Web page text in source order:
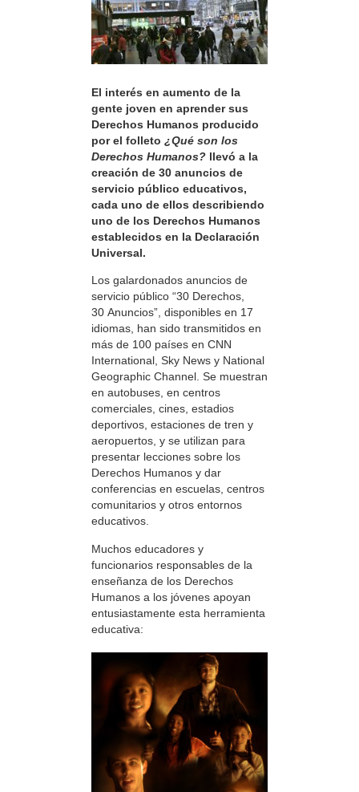
El interés en aumento de la
gente joven en aprender sus
Derechos Humanos producido
por el folleto ¿Qué son los
Derechos Humanos? llevó a la
creación de 30 anuncios de
servicio público educativos,
cada uno de ellos describiendo
uno de los Derechos Humanos
establecidos en la Declaración
Universal.
Los galardonados anuncios de
servicio público “30 Derechos,
30 Anuncios”, disponibles en 17
idiomas, han sido transmitidos en
más de 100 países en CNN
International, Sky News y National
Geographic Channel. Se muestran
en autobuses, en centros
comerciales, cines, estadios
deportivos, estaciones de tren y
aeropuertos, y se utilizan para
presentar lecciones sobre los
Derechos Humanos y dar
conferencias en escuelas, centros
comunitarios y otros entornos
educativos.
Muchos educadores y
funcionarios responsables de la
enseñanza de los Derechos
Humanos a los jóvenes apoyan
entusiastamente esta herramienta
educativa: